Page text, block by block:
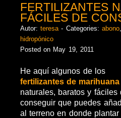
FERTILIZANTES
FÁCILES DE
Autor:teresa - Categories: abono
hidropónico
Posted on May 19, 2011
He aquí algunos de los
fertilizantes de marihuana
naturales, baratos y fáciles
conseguir que puedes
al terreno en donde plantar